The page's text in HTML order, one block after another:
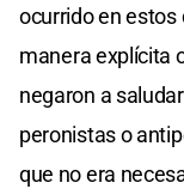
ocurrido en
manera explícita
negaron a
peronistas o
que no era